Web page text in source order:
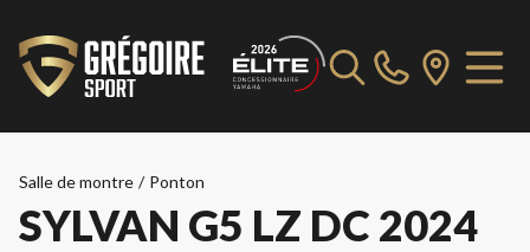
Salle de montre / Ponton
SYLVAN G5 LZ DC 2024